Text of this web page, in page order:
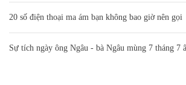
20 số điện thoại ma ám bạn không bao giờ nên gọi
Sự tích ngày ông Ngâu - bà Ngâu mùng 7 tháng 7